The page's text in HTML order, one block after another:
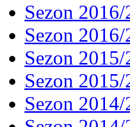
Sezon
Sezon
Sezon
Sezon
Sezon